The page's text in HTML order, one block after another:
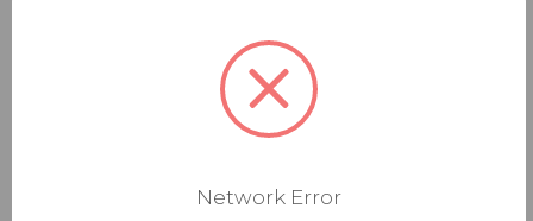
Network Error